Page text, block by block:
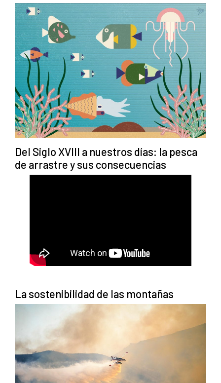
Del Siglo XVIII a nuestros días: la pesca
de arrastre y sus consecuencias
La sostenibilidad de las montañas